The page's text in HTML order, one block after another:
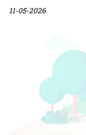
11-05-2026